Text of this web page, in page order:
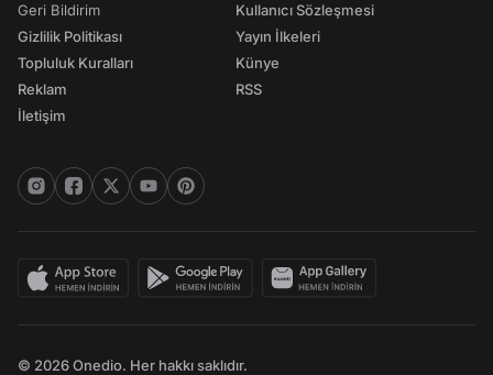
Geri Bildirim
Gizlilik Politikası
Topluluk Kuralları
Reklam
İletişim
Kullanıcı Sözleşmesi
Yayın İlkeleri
Künye
RSS
© 2026 Onedio. Her hakkı saklıdır.